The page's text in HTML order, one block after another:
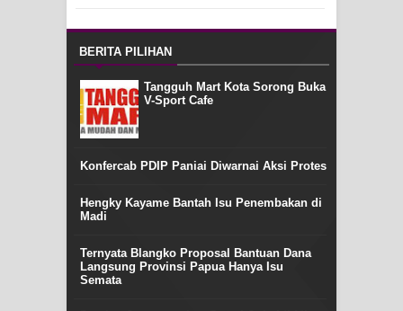
BERITA PILIHAN
Tangguh Mart Kota Sorong Buka
V-Sport Cafe
Konfercab PDIP Paniai Diwarnai Aksi Protes
Hengky Kayame Bantah Isu Penembakan di
Madi
Ternyata Blangko Proposal Bantuan Dana
Langsung Provinsi Papua Hanya Isu
Semata